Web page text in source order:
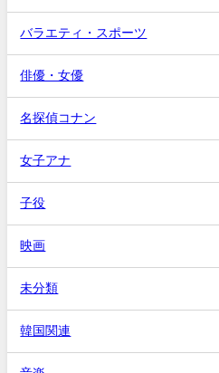
バラエティ・スポーツ
俳優・女優
名探偵コナン
女子アナ
子役
映画
未分類
韓国関連